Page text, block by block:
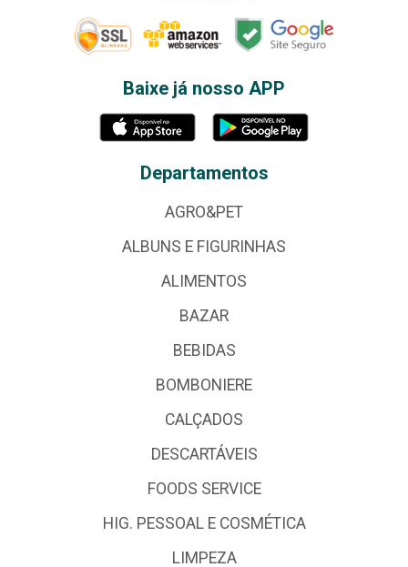
Baixe já nosso APP
Departamentos
AGRO&PET
ALBUNS E FIGURINHAS
ALIMENTOS
BAZAR
BEBIDAS
BOMBONIERE
CALÇADOS
DESCARTÁVEIS
FOODS SERVICE
HIG. PESSOAL E COSMÉTICA
LIMPEZA